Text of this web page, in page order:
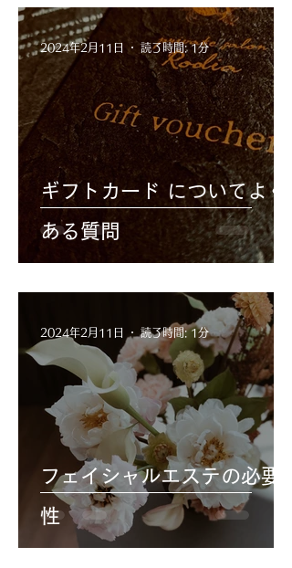
ギフトカード についてよく
ある質問
2024年2月11日 読了時間: 1分
フェイシャルエステの必要
性
2024年2月11日 読了時間: 1分